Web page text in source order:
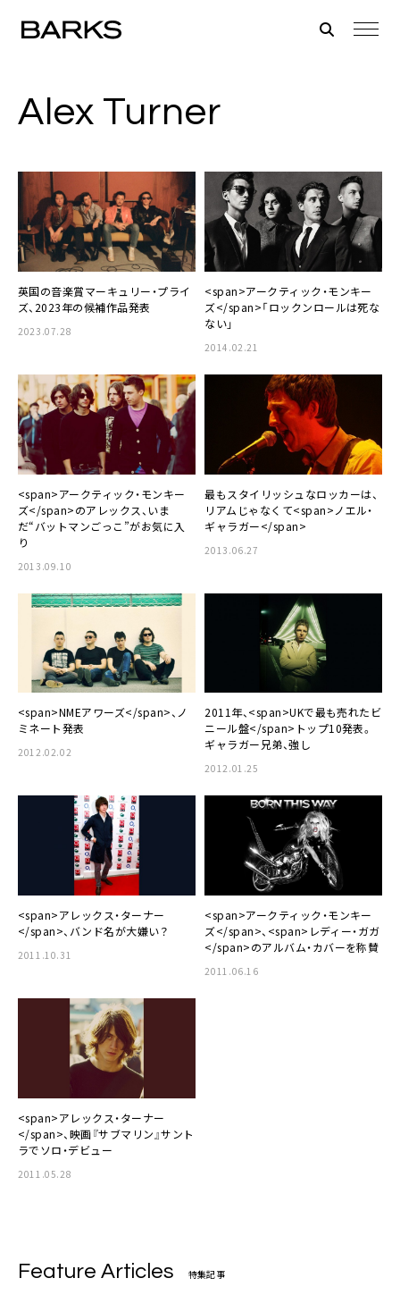
Alex Turner
英国の音楽賞マーキュリー・プライ
ズ、2023年の候補作品発表
2023.07.28
<span>アークティック・モンキー
ズ</span>「ロックンロールは死な
ない」
2014.02.21
<span>アークティック・モンキー
ズ</span>のアレックス、いま
だ“バットマンごっこ”がお気に入
り
2013.09.10
最もスタイリッシュなロッカーは、
リアムじゃなくて<span>ノエル・
ギャラガー</span>
2013.06.27
<span>NMEアワーズ</span>、ノ
ミネート発表
2012.02.02
2011年、<span>UKで最も売れたビ
ニール盤</span>トップ10発表。
ギャラガー兄弟、強し
2012.01.25
<span>アレックス・ターナー
</span>、バンド名が大嫌い？
2011.10.31
<span>アークティック・モンキー
ズ</span>、<span>レディー・ガガ
</span>のアルバム・カバーを称賛
2011.06.16
<span>アレックス・ターナー
</span>、映画『サブマリン』サント
ラでソロ・デビュー
2011.05.28
Feature Articles 特集記事